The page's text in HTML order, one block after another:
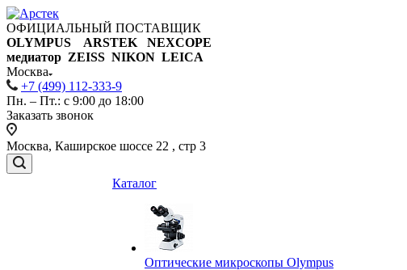
ОФИЦИАЛЬНЫЙ ПОСТАВЩИК
OLYMPUS ARSTEK NEXCOPE
медиатор ZEISS NIKON LEICA
Москва
+7 (499) 112-333-9
Пн. – Пт.: с 9:00 до 18:00
Заказать звонок
Москва, Каширское шоссе 22 , стр 3
Каталог
Оптические микроскопы Olympus